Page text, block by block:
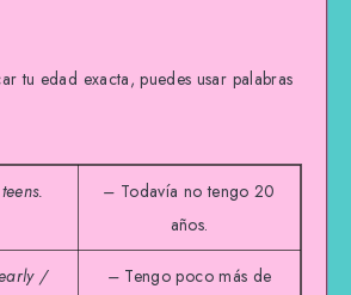
tu edad exacta, puedes usar palabras
– Todavía no tengo 20
años.
/
– Tengo poco más de